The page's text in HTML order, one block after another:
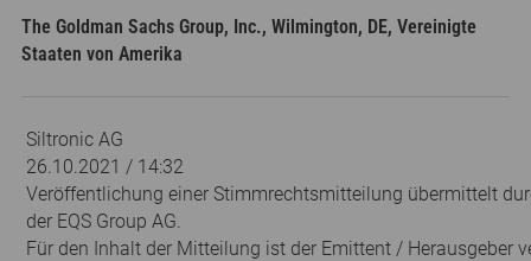
The Goldman Sachs Group, Inc., Wilmington, DE, Vereinigte
Staaten von Amerika
Siltronic AG
26.10.2021 / 14:32
Veröffentlichung einer Stimmrechtsmitteilung übermittelt
der EQS Group AG.
Für den Inhalt der Mitteilung ist der Emittent / Herausgeber